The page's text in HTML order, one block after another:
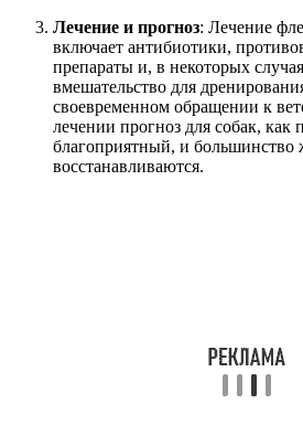
Лечение и прогноз: Лечение
включает антибиотики,
препараты и, в некоторых
вмешательство для
своевременном обращении к
лечении прогноз для собак, как
благоприятный, и
восстанавливаются.